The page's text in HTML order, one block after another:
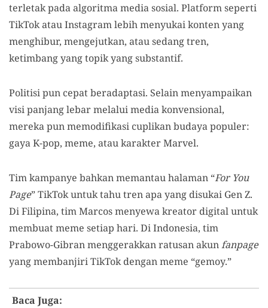
terletak pada algoritma media sosial. Platform seperti
TikTok atau Instagram lebih menyukai konten yang
menghibur, mengejutkan, atau sedang tren,
ketimbang yang topik yang substantif.
Politisi pun cepat beradaptasi. Selain menyampaikan
visi panjang lebar melalui media konvensional,
mereka pun memodifikasi cuplikan budaya populer:
gaya K-pop, meme, atau karakter Marvel.
Tim kampanye bahkan memantau halaman “For You
Page” TikTok untuk tahu tren apa yang disukai Gen Z.
Di Filipina, tim Marcos menyewa kreator digital untuk
membuat meme setiap hari. Di Indonesia, tim
Prabowo-Gibran menggerakkan ratusan akunfanpage
yang membanjiri TikTok dengan meme “gemoy.”
Baca Juga: